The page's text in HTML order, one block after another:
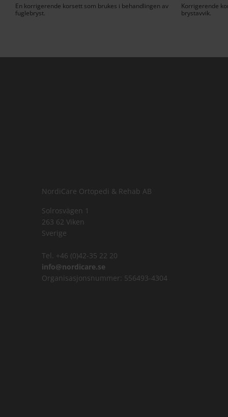
n
En korrigerende korsett som brukes i behandlingen av
fuglebryst.
Korrigerende
brystavvik.
NordiCare Ortopedi & Rehab AB
Solrosvägen 1
263 62 Viken
Sverige
Tel. +46 (0)42-35 22 20
info@nordicare.se
Organisasjonsnummer: 556493-4304